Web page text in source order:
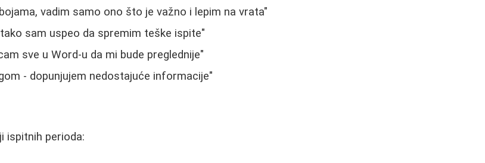
vadim samo ono što je važno i lepim na vrata"
sam uspeo da spremim teške ispite"
sve u Word-u da mi bude preglednije"
- dopunjujem nedostajuće informacije"
ispitnih perioda: